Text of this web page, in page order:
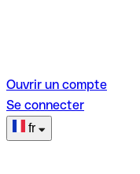
Ouvrir un compte
Se connecter
fr